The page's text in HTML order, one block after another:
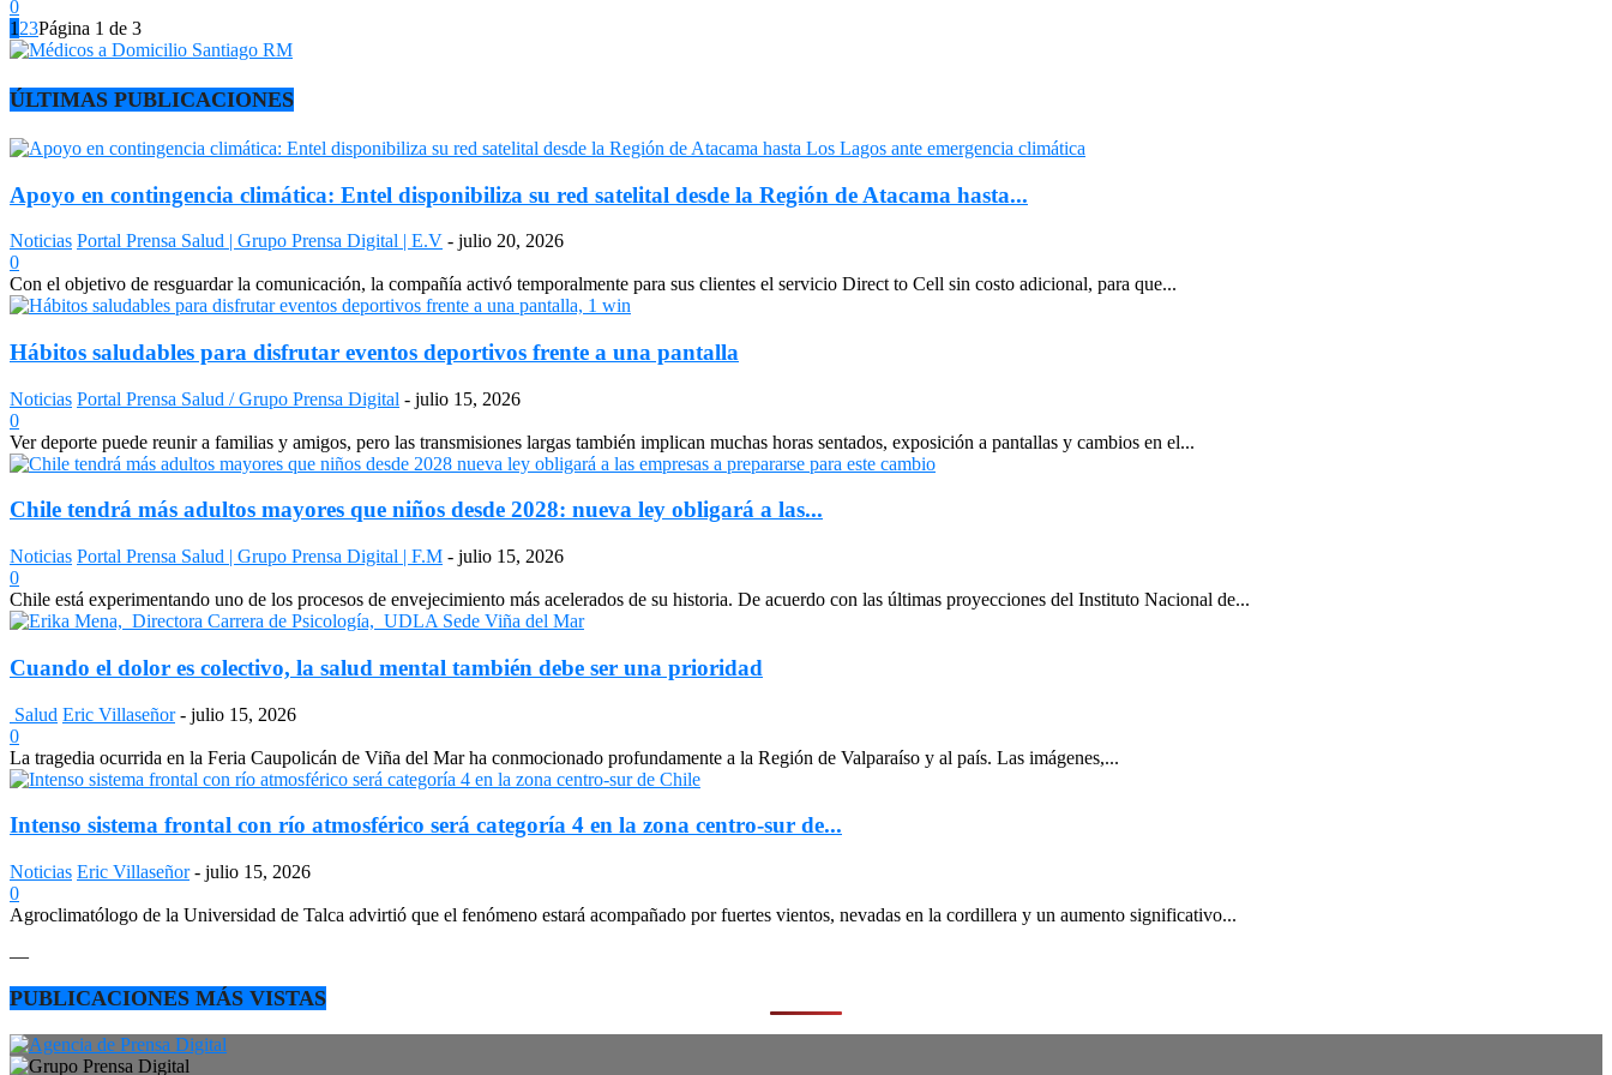
0
1 23Página 1 de 3
ÚLTIMAS PUBLICACIONES
Apoyo en contingencia climática: Entel disponibiliza su red satelital desde la Región de Atacama hasta...
Noticias Portal Prensa Salud | Grupo Prensa Digital | E.V - julio 20, 2026
0
Con el objetivo de resguardar la comunicación, la compañía activó temporalmente para sus clientes el servicio Direct to Cell sin costo adicional, para que...
Hábitos saludables para disfrutar eventos deportivos frente a una pantalla
Noticias Portal Prensa Salud / Grupo Prensa Digital - julio 15, 2026
0
Ver deporte puede reunir a familias y amigos, pero las transmisiones largas también implican muchas horas sentados, exposición a pantallas y cambios en el...
Chile tendrá más adultos mayores que niños desde 2028: nueva ley obligará a las...
Noticias Portal Prensa Salud | Grupo Prensa Digital | F.M - julio 15, 2026
0
Chile está experimentando uno de los procesos de envejecimiento más acelerados de su historia. De acuerdo con las últimas proyecciones del Instituto Nacional de...
Cuando el dolor es colectivo, la salud mental también debe ser una prioridad
Salud Eric Villaseñor - julio 15, 2026
0
La tragedia ocurrida en la Feria Caupolicán de Viña del Mar ha conmocionado profundamente a la Región de Valparaíso y al país. Las imágenes,...
Intenso sistema frontal con río atmosférico será categoría 4 en la zona centro-sur de...
Noticias Eric Villaseñor - julio 15, 2026
0
Agroclimatólogo de la Universidad de Talca advirtió que el fenómeno estará acompañado por fuertes vientos, nevadas en la cordillera y un aumento significativo...
—
PUBLICACIONES MÁS VISTAS